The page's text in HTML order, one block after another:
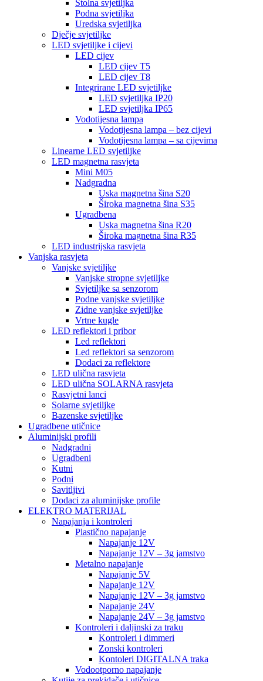
Stolna svjetiljka
Podna svjetiljka
Uredska svjetiljka
Dječje svjetiljke
LED svjetiljke i cijevi
LED cijev
LED cijev T5
LED cijev T8
Integrirane LED svjetiljke
LED svjetiljka IP20
LED svjetiljka IP65
Vodotijesna lampa
Vodotijesna lampa – bez cijevi
Vodotijesna lampa – sa cijevima
Linearne LED svjetiljke
LED magnetna rasvjeta
Mini M05
Nadgradna
Uska magnetna šina S20
Široka magnetna šina S35
Ugradbena
Uska magnetna šina R20
Široka magnetna šina R35
LED industrijska rasvjeta
Vanjska rasvjeta
Vanjske svjetiljke
Vanjske stropne svjetiljke
Svjetiljke sa senzorom
Podne vanjske svjetiljke
Zidne vanjske svjetiljke
Vrtne kugle
LED reflektori i pribor
Led reflektori
Led reflektori sa senzorom
Dodaci za reflektore
LED ulična rasvjeta
LED ulična SOLARNA rasvjeta
Rasvjetni lanci
Solarne svjetiljke
Bazenske svjetiljke
Ugradbene utičnice
Aluminijski profili
Nadgradni
Ugradbeni
Kutni
Podni
Savitljivi
Dodaci za aluminijske profile
ELEKTRO MATERIJAL
Napajanja i kontroleri
Plastično napajanje
Napajanje 12V
Napajanje 12V – 3g jamstvo
Metalno napajanje
Napajanje 5V
Napajanje 12V
Napajanje 12V – 3g jamstvo
Napajanje 24V
Napajanje 24V – 3g jamstvo
Kontroleri i daljinski za traku
Kontroleri i dimmeri
Zonski kontroleri
Kontoleri DIGITALNA traka
Vodootporno napajanje